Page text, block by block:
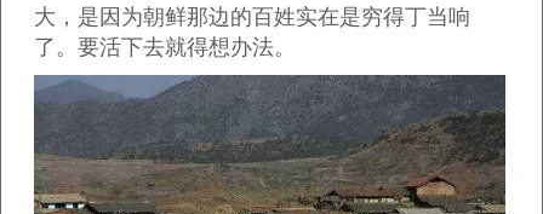
大，是因为朝鲜那边的百姓实在是穷得丁当响
了。要活下去就得想办法。